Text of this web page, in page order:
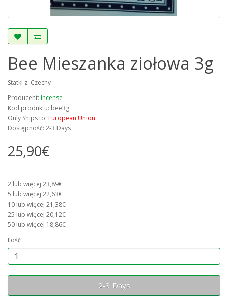
Bee Mieszanka ziołowa 3g
Statki z: Czechy
Producent: Incense
Kod produktu: bee3g
Only Ships to: European Union
Dostępność: 2-3 Days
25,90€
2 lub więcej 23,89€
5 lub więcej 22,63€
10 lub więcej 21,38€
25 lub więcej 20,12€
50 lub więcej 18,86€
Ilość
2-3 Days